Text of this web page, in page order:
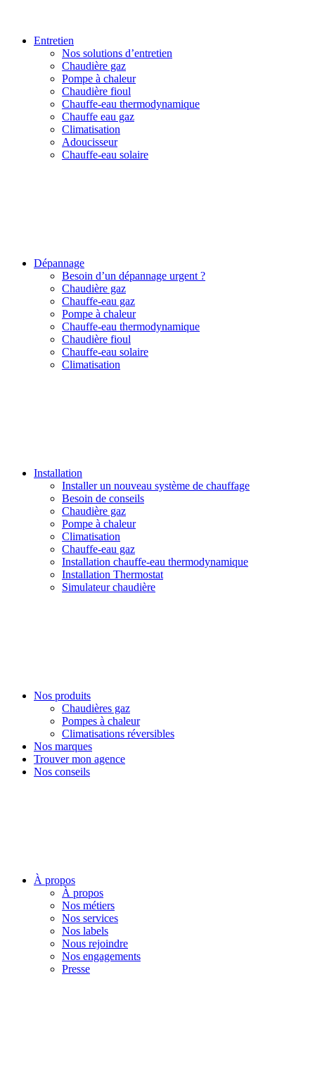
Entretien
Nos solutions d’entretien
Chaudière gaz
Pompe à chaleur
Chaudière fioul
Chauffe-eau thermodynamique
Chauffe eau gaz
Climatisation
Adoucisseur
Chauffe-eau solaire
Dépannage
Besoin d’un dépannage urgent ?
Chaudière gaz
Chauffe-eau gaz
Pompe à chaleur
Chauffe-eau thermodynamique
Chaudière fioul
Chauffe-eau solaire
Climatisation
Installation
Installer un nouveau système de chauffage
Besoin de conseils
Chaudière gaz
Pompe à chaleur
Climatisation
Chauffe-eau gaz
Installation chauffe-eau thermodynamique
Installation Thermostat
Simulateur chaudière
Nos produits
Chaudières gaz
Pompes à chaleur
Climatisations réversibles
Nos marques
Trouver mon agence
Nos conseils
À propos
À propos
Nos métiers
Nos services
Nos labels
Nous rejoindre
Nos engagements
Presse